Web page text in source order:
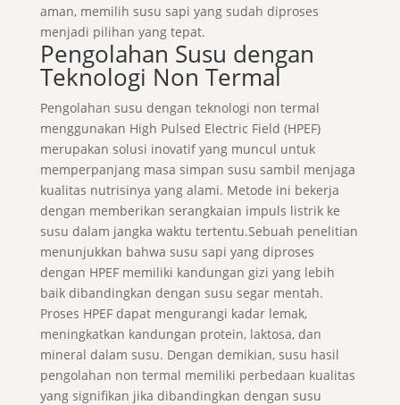
aman, memilih susu sapi yang sudah diproses
menjadi pilihan yang tepat.
Pengolahan Susu dengan
Teknologi Non Termal
Pengolahan susu dengan teknologi non termal
menggunakan High Pulsed Electric Field (HPEF)
merupakan solusi inovatif yang muncul untuk
memperpanjang masa simpan susu sambil menjaga
kualitas nutrisinya yang alami. Metode ini bekerja
dengan memberikan serangkaian impuls listrik ke
susu dalam jangka waktu tertentu.Sebuah penelitian
menunjukkan bahwa susu sapi yang diproses
dengan HPEF memiliki kandungan gizi yang lebih
baik dibandingkan dengan susu segar mentah.
Proses HPEF dapat mengurangi kadar lemak,
meningkatkan kandungan protein, laktosa, dan
mineral dalam susu. Dengan demikian, susu hasil
pengolahan non termal memiliki perbedaan kualitas
yang signifikan jika dibandingkan dengan susu